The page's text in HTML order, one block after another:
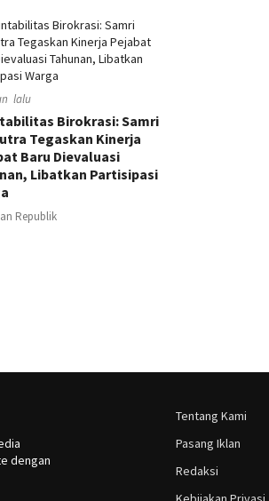
lalu
Birokrasi: Samri
Tegaskan Kinerja
Baru Dievaluasi
Libatkan Partisipasi
Republik
Tentang Kami
Pasang Iklan
Redaksi
dengan